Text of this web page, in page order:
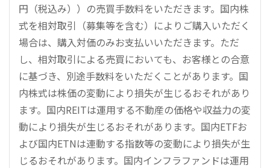
円（税込み））の売買手数料をいただきます。国内株
式を相対取引（募集等を含む）によりご購入いただく
場合は、購入対価のみお支払いいただきます。ただ
し、相対取引による売買においても、お客様との合意
に基づき、別途手数料をいただくことがあります。国
内株式は株価の変動により損失が生じるおそれがあり
ます。国内REITは運用する不動産の価格や収益力の変
動により損失が生じるおそれがあります。国内ETFお
よび国内ETNは連動する指数等の変動により損失が生
じるおそれがあります。国内インフラファンドは運用